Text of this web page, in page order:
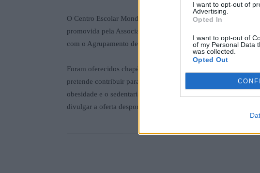
I want to opt-out of
Advertising.
Opted In
I want to opt-out of
of my Personal Data
was collected.
Opted Out
O Centro Escolar Mondim Oeste recebeu a apresentação do
promovida pela Associação de Futebol de Vila Real em
com o Agrupamento de Escolas.
Foram oferecidos chapéus, t-shirts e material didático às
pretende contribuir para o aumento da prática desportiva junto
obesidade e o sedentarismo com atividades relacionadas com
divulgar a oferta desportiva no concelho de Mondim de Basto.